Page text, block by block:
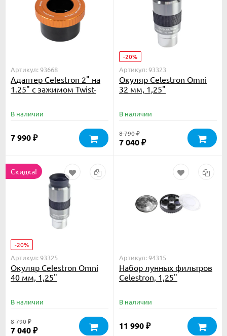
Артикул: 93668
Адаптер Celestron 2" на
1.25" с зажимом Twist-
В наличии
7 990 ₽
-20%
Артикул: 93323
Окуляр Celestron Omni
32 мм, 1,25"
В наличии
8 790₽
7 040 ₽
Скидка!
-20%
Артикул: 93325
Окуляр Celestron Omni
40 мм, 1,25"
В наличии
8 790₽
7 040 ₽
Артикул: 94315
Набор лунных фильтров
Celestron, 1,25"
В наличии
11 990 ₽